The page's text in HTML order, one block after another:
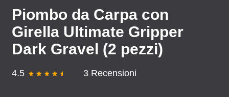
Piombo da Carpa con
Girella Ultimate Gripper
Dark Gravel (2 pezzi)
4.5 3 Recensioni